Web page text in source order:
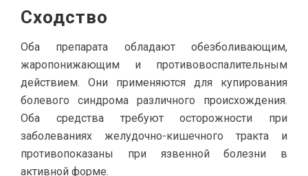
Сходство
Оба препарата обладают обезболивающим,
жаропонижающим и противовоспалительным
действием. Они применяются для купирования
болевого синдрома различного происхождения.
Оба средства требуют осторожности при
заболеваниях желудочно-кишечного тракта и
противопоказаны при язвенной болезни в
активной форме.